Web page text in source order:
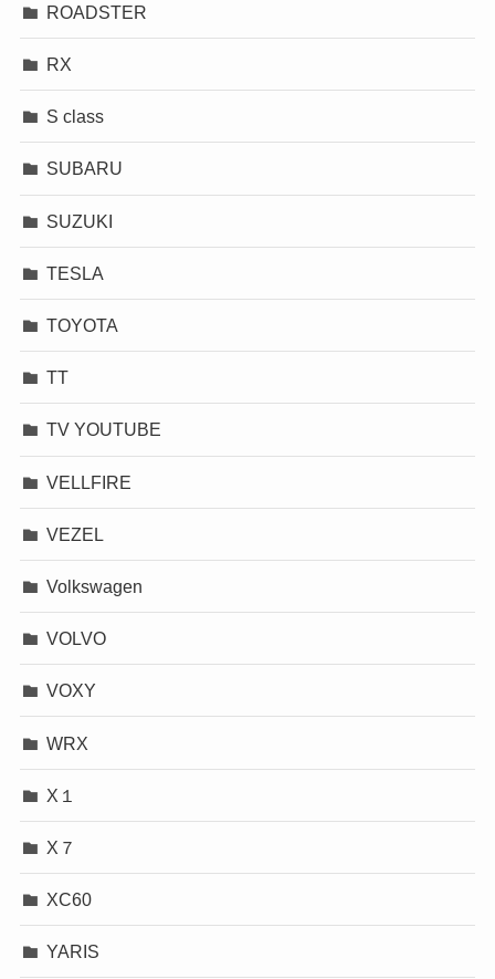
ROADSTER
RX
S class
SUBARU
SUZUKI
TESLA
TOYOTA
TT
TV YOUTUBE
VELLFIRE
VEZEL
Volkswagen
VOLVO
VOXY
WRX
X１
X７
XC60
YARIS